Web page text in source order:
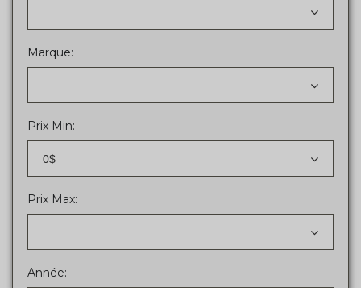
Marque:
Prix Min:
0$
Prix Max:
Année: